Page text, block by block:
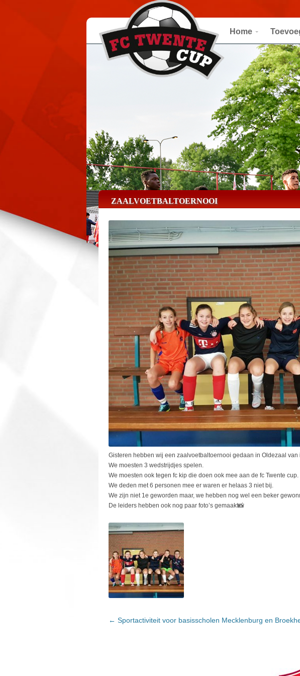
Home
ZAALVOETBALTOERNOOI
Gisteren hebben wij een zaalvoetbaltoernooi gedaan in Oldezaal van
We moesten 3 wedstrijdjes spelen.
We moesten ook tegen fc kip die doen ook mee aan de fc Twente cup.
We deden met 6 personen mee er waren er helaas 3 niet bij.
We zijn niet 1e geworden maar, we hebben nog wel een beker
De leiders hebben ook nog paar foto’s gemaakt📸
BERICHTNAVIGATIE
← Sportactiviteit voor basisscholen Mecklenburg en